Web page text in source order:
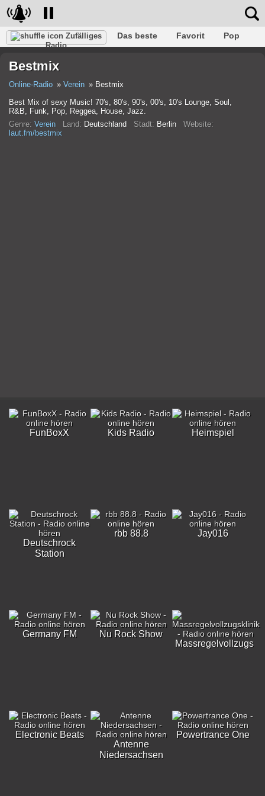
Zufälliges
Radio
Das beste Favorit
Pop
Rap
Trans
Bestmix
Online-Radio Verein
Bestmix
Best Mix of sexy Music! 70's, 80's, 90's, 00's, 10's Lounge, Soul,
R&B, Funk, Pop, Reggea, House, Jazz.
Genre: Verein Land: Deutschland Stadt: Berlin Website:
laut.fm/bestmix
FunBoxX Kids Radio Heimspiel
Deutschrock
Station
rbb 88.8 Jay016
Germany FM
Nu Rock Show
Electronic Beats
Antenne
Niedersachsen
Powertrance One